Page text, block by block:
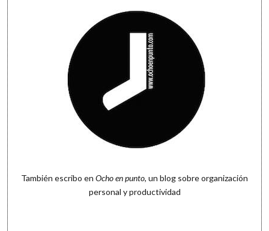
También escribo en Ocho en punto, un blog sobre organización
personal y productividad